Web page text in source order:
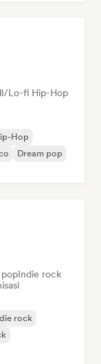
Lo-fi Hip-Hop
Hop
Dream pop
Indie rock
rock